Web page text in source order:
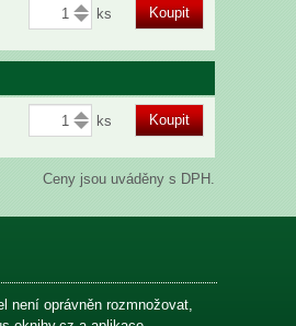
Koupit
Koupit
Ceny jsou uváděny s DPH.
není oprávněn rozmnožovat,